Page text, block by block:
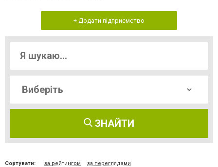
+ Додати підприємство
ЗНАЙТИ
Сортувати: за рейтингом за переглядами